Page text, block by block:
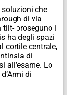
soluzioni che
di via
tilt- proseguno i
ha degli spazi
cortile centrale,
di
all’esame. Lo
di